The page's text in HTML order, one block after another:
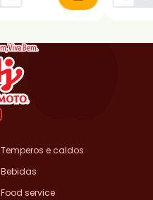
Temperos e caldos
Bebidas
Food service